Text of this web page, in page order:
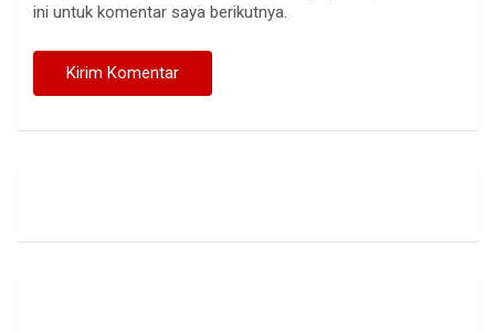
ini untuk komentar saya berikutnya.